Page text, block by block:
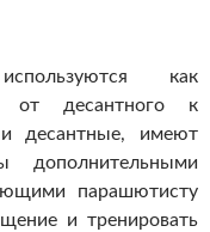
как
от десантного к
десантные, имеют
дополнительными
парашютисту
и тренировать